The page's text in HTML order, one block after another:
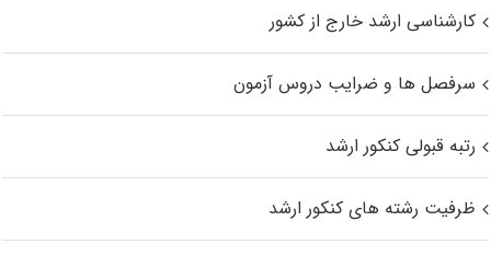
کارشناسی ارشد خارج از کشور
سرفصل ها و ضرایب دروس آزمون
رتبه قبولی کنکور ارشد
ظرفیت رشته های کنکور ارشد